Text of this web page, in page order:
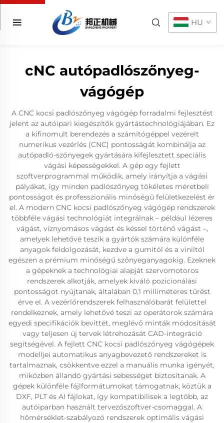
HU
cNC autópadlószőnyeg-
vágógép
A CNC kocsi padlószőnyeg vágógép forradalmi fejlesztést
jelent az autóipari kiegészítők gyártástechnológiájában. Ez
a kifinomult berendezés a számítógéppel vezérelt
numerikus vezérlés (CNC) pontosságát kombinálja az
autópadló-szőnyegek gyártására kifejlesztett speciális
vágási képességekkel. A gép egy fejlett
szoftverprogrammal működik, amely irányítja a vágási
pályákat, így minden padlószőnyeg tökéletes méretbeli
pontosságot és professzionális minőségű felületkezelést ér
el. A modern CNC kocsi padlószőnyeg vágógép rendszerek
többféle vágási technológiát integrálnak – például lézeres
vágást, víznyomásos vágást és késsel történő vágást –,
amelyek lehetővé teszik a gyártók számára különféle
anyagok feldolgozását, kezdve a gumitól és a viniltól
egészen a prémium minőségű szőnyeganyagokig. Ezeknek
a gépeknek a technológiai alapját szervomotoros
rendszerek alkotják, amelyek kiváló pozicionálási
pontosságot nyújtanak, általában 0,1 milliméteres tűrést
érve el. A vezérlőrendszerek felhasználóbarát felülettel
rendelkeznek, amely lehetővé teszi az operátorok számára
egyedi specifikációk bevittét, meglévő minták módosítását
vagy teljesen új tervek létrehozását CAD-integráció
segítségével. A fejlett CNC kocsi padlószőnyeg vágógépek
modelljei automatikus anyagbevezető rendszereket is
tartalmaznak, csökkentve ezzel a manuális munka igényét,
miközben állandó gyártási sebességet biztosítanak. A
gépek különféle fájlformátumokat támogatnak, köztük a
DXF, PLT és AI fájlokat, így kompatibilisek a legtöbb, az
autóiparban használt tervezőszoftver-csomaggal. A
hőmérséklet-szabályozó rendszerek optimális vágási